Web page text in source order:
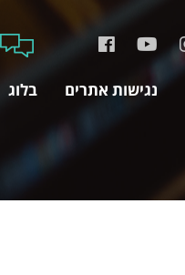
נגישות אתרים בלוג